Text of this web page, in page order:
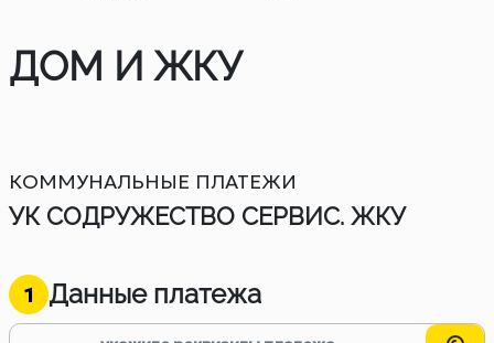
ДОМ И ЖКУ
КОММУНАЛЬНЫЕ ПЛАТЕЖИ
УК СОДРУЖЕСТВО СЕРВИС. ЖКУ
1 Данные платежа